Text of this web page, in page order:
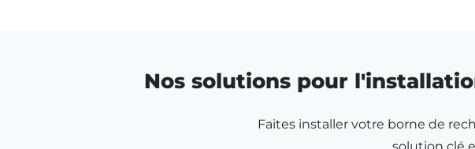
Nos solutions pour
Faites installer votre borne de